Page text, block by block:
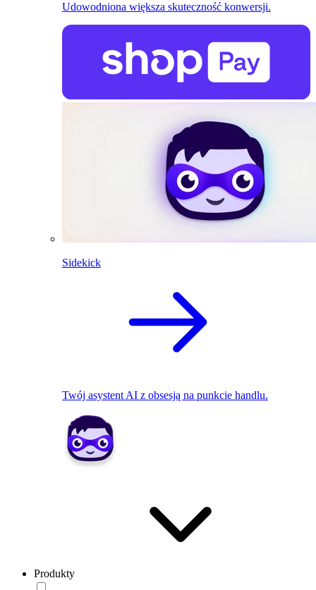
Udowodniona większa skuteczność konwersji.
Sidekick
Twój asystent AI z obsesją na punkcie handlu.
Produkty